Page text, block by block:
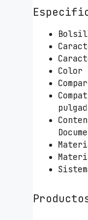
Color